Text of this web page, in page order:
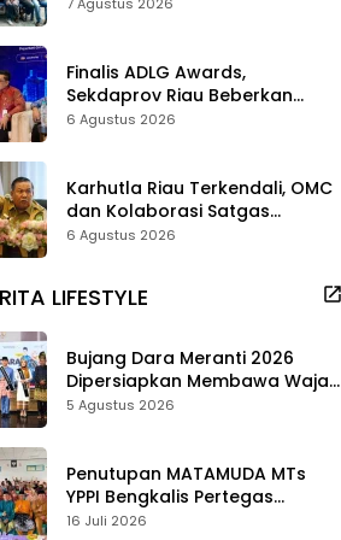
Finalis ADLG Awards,
Sekdaprov Riau Beberkan
Strategi Digitalisasi untuk
6 Agustus 2026
Karhutla Riau Terkendali, OMC
dan Kolaborasi Satgas
Berhasil Tekan Titik Api
6 Agustus 2026
LIFESTYLE
Bujang Dara Meranti 2026
Dipersiapkan Membawa Wajah
Daerah ke Publik
5 Agustus 2026
Penutupan MATAMUDA MTs
YPPI Bengkalis Pertegas
Pendidikan Berbasis Adat dan
16 Juli 2026